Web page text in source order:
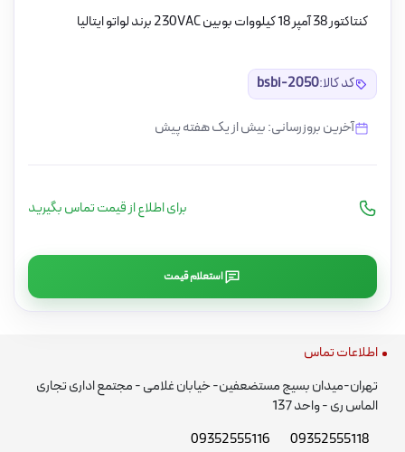
کنتاکتور 38 آمپر 18 کیلووات بوبین 230VAC برند لواتو ایتالیا
کد کالا:bsbi-2050
آخرین بروزرسانی: بیش از یک هفته پیش
برای اطلاع از قیمت تماس بگیرید
استعلام قیمت
اطلاعات تماس
تهران-میدان بسیج مستضعفین- خیابان غلامی - مجتمع اداری تجاری
الماس ری - واحد 137
09352555118
09352555116